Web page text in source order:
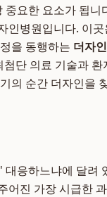
요한 요소가 됩니
인병원입니다. 이
을 동행하는 더자
단 의료 기술과
의 순간 더자인을
응하느냐에 달려
어진 가장 시급한